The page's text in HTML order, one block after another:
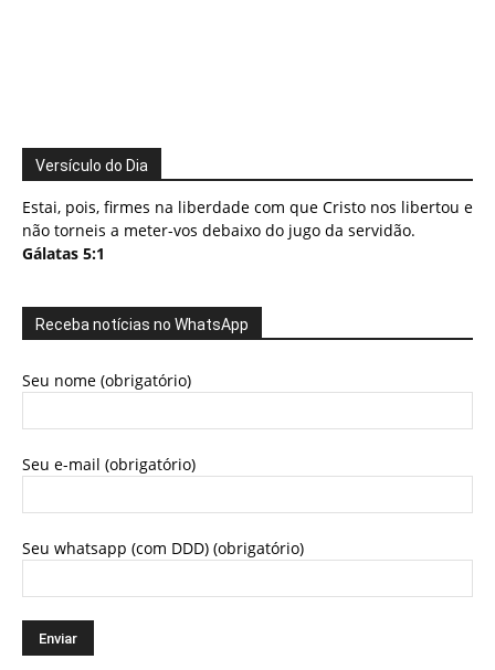
Versículo do Dia
Estai, pois, firmes na liberdade com que Cristo nos libertou e
não torneis a meter-vos debaixo do jugo da servidão.
Gálatas 5:1
Receba notícias no WhatsApp
Seu nome (obrigatório)
Seu e-mail (obrigatório)
Seu whatsapp (com DDD) (obrigatório)